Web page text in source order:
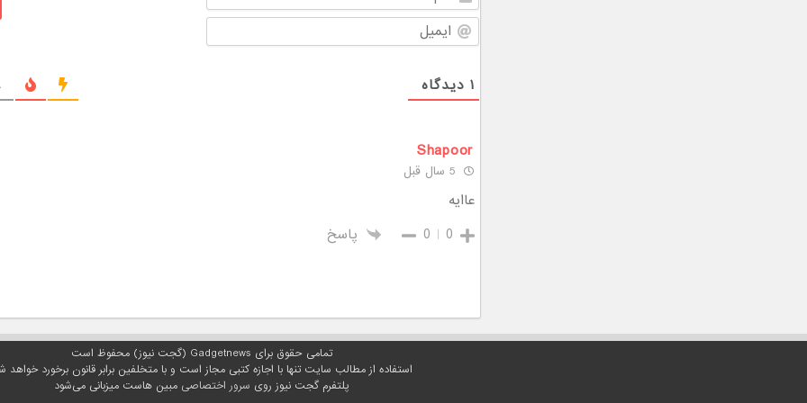
ایمیل
۱ دیدگاه
Shapoor
عاایه
0
0 پاسخ
تمامی حقوق برای Gadgetnews (گجت نیوز) محفوظ است
استفاده از مطالب سایت تنها با اجازه کتبی مجاز است و با متخلفین برابر قانون برخورد خواهد
پلتفرم گجت نیوز روی سرور اختصاصی مبین هاست میزبانی می‌شود